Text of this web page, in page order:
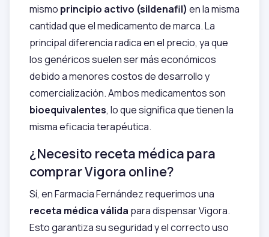
mismo principio activo (sildenafil) en la misma
cantidad que el medicamento de marca. La
principal diferencia radica en el precio, ya que
los genéricos suelen ser más económicos
debido a menores costos de desarrollo y
comercialización. Ambos medicamentos son
bioequivalentes, lo que significa que tienen la
misma eficacia terapéutica.
¿Necesito receta médica para
comprar Vigora online?
Sí, en Farmacia Fernández requerimos una
receta médica válida para dispensar Vigora.
Esto garantiza su seguridad y el correcto uso